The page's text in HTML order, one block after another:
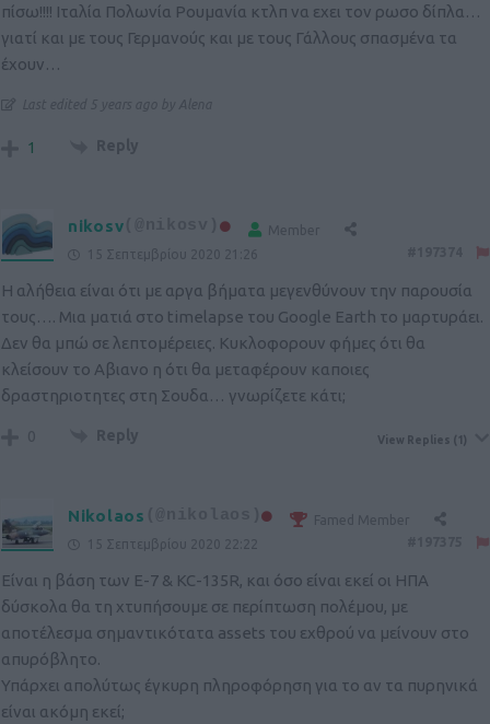
πίσω!!!! Ιταλία Πολωνία Ρουμανία κτλπ να εχει τον ρωσο δίπλα…
γιατί και με τους Γερμανούς και με τους Γάλλους σπασμένα τα
έχουν…
Last edited 5 years ago by Alena
1 Reply
nikosv
Member
15 Σεπτεμβρίου 2020 21:26
Η αλήθεια είναι ότι με αργα βήματα μεγενθύνουν την παρουσία
τους…. Μια ματιά στο timelapse του Google Earth το μαρτυράει.
Δεν θα μπώ σε λεπτομέρειες. Κυκλοφορουν φήμες ότι θα
κλείσουν το Αβιανο η ότι θα μεταφέρουν καποιες
δραστηριοτητες στη Σουδα… γνωρίζετε κάτι;
0 Reply View Replies (1)
Nikolaos (@nikolaos)
Famed Member
15 Σεπτεμβρίου 2020 22:22
Είναι η βάση των E-7 & KC-135R, και όσο είναι εκεί οι ΗΠΑ
δύσκολα θα τη χτυπήσουμε σε περίπτωση πολέμου, με
αποτέλεσμα σημαντικότατα assets του εχθρού να μείνουν στο
απυρόβλητο.
Υπάρχει απολύτως έγκυρη πληροφόρηση για το αν τα πυρηνικά
είναι ακόμη εκεί;